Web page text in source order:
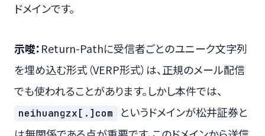
ドメインです。
示唆：Return-Pathに受信者ごとのユニーク文字列
を埋め込む形式（VERP形式）は、正規のメール配信
でも使われることがあります。しかし本件では、
neihuangzx[.]com
というドメインが松井証券と